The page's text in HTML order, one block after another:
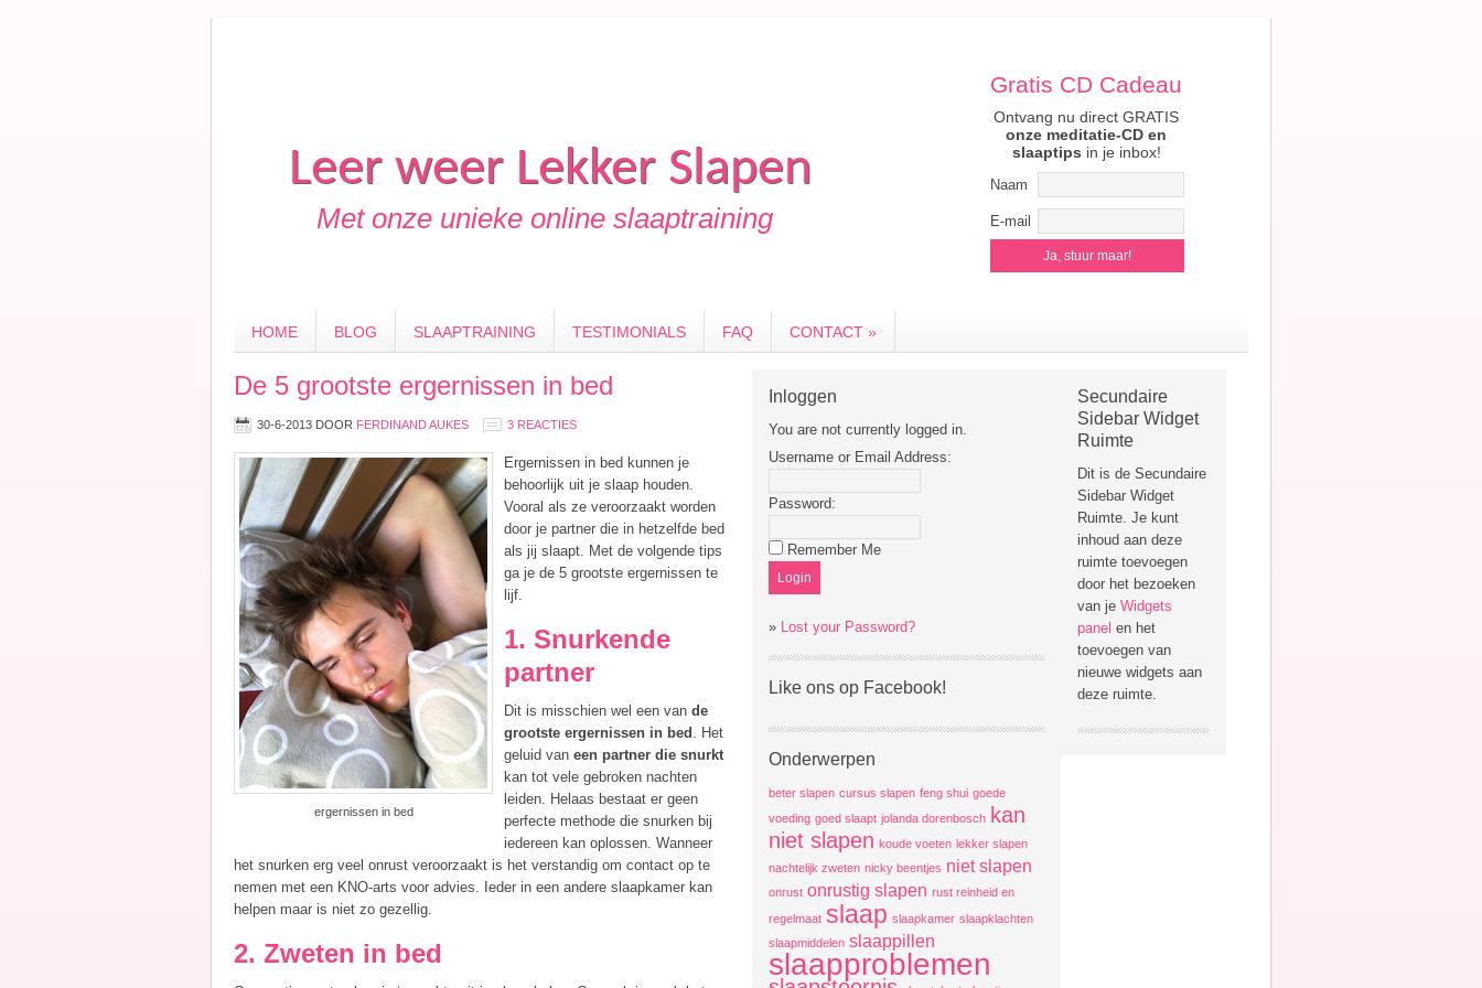
Leer weer Lekker Slapen
Met onze unieke online slaaptraining
Gratis CD Cadeau
Ontvang nu direct GRATIS
onze meditatie-CD en
slaaptips in je inbox!
Naam
E-mail
HOME BLOG SLAAPTRAINING TESTIMONIALS FAQ CONTACT »
De 5 grootste ergernissen in bed
30-6-2013 DOOR FERDINAND AUKES 3 REACTIES
ergernissen in bed
Ergernissen in bed kunnen je
behoorlijk uit je slaap houden.
Vooral als ze veroorzaakt worden
door je partner die in hetzelfde bed
als jij slaapt. Met de volgende tips
ga je de 5 grootste ergernissen te
lijf.
1. Snurkende
partner
Dit is misschien wel een van de
grootste ergernissen in bed . Het
geluid van een partner die snurkt
kan tot vele gebroken nachten
leiden. Helaas bestaat er geen
perfecte methode die snurken bij
iedereen kan oplossen. Wanneer
het snurken erg veel onrust veroorzaakt is het verstandig om contact op te
nemen met een KNO-arts voor advies. Ieder in een andere slaapkamer kan
helpen maar is niet zo gezellig.
2. Zweten in bed
Inloggen
You are not currently logged in.
Username or Email Address:
Password:
Remember Me
» Lost your Password?
Like ons op Facebook!
Onderwerpen
beter slapen cursus slapen feng shui goede
voeding goed slaapt jolanda dorenbosch kan
niet slapen koude voeten lekker slapen
nachtelijk zweten nicky beentjes niet slapen
onrust onrustig slapen rust reinheid en
regelmaat slaap slaapkamer slaapklachten
slaapmiddelen slaappillen
slaapproblemen
Secundaire
Sidebar Widget
Ruimte
Dit is de Secundaire
Sidebar Widget
Ruimte. Je kunt
inhoud aan deze
ruimte toevoegen
door het bezoeken
van je Widgets
panel en het
toevoegen van
nieuwe widgets aan
deze ruimte.